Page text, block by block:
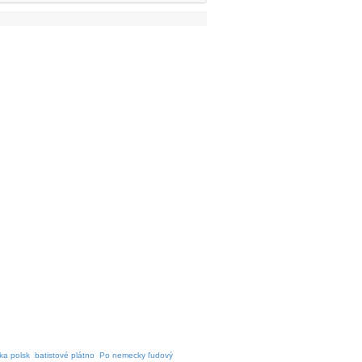
polsk batistové plátno Po nemecky ľudový